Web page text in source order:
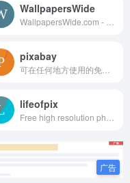
WallpapersWide
pixabay
lifeofpix